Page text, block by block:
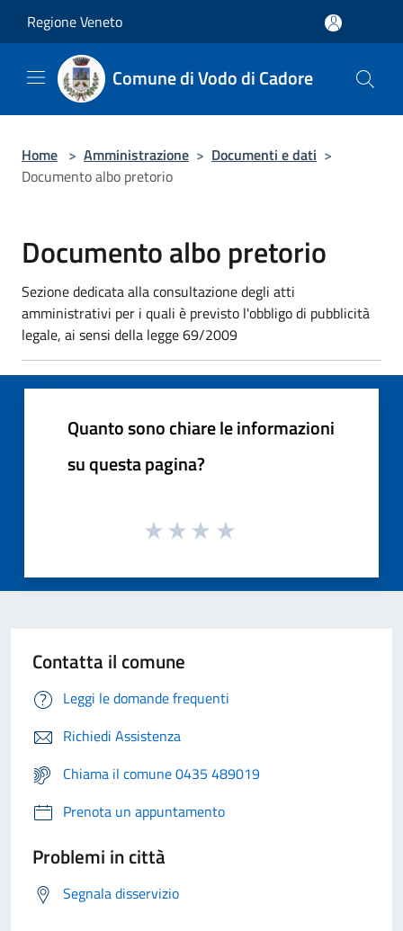
Regione Veneto
Comune di Vodo di Cadore
Home > Amministrazione > Documenti e dati >
Documento albo pretorio
Documento albo pretorio
Sezione dedicata alla consultazione degli atti
amministrativi per i quali è previsto l'obbligo di pubblicità
legale, ai sensi della legge 69/2009
Quanto sono chiare le informazioni
su questa pagina?
Contatta il comune
Leggi le domande frequenti
Richiedi Assistenza
Chiama il comune 0435 489019
Prenota un appuntamento
Problemi in città
Segnala disservizio